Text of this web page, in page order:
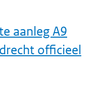
aanleg A9
officieel